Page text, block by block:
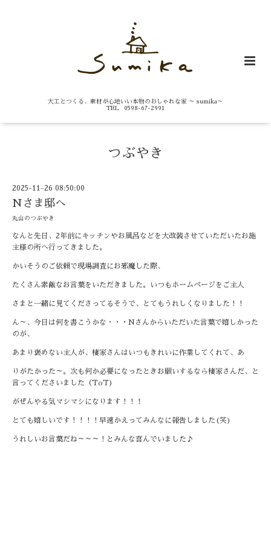
大工とつくる、素材が心地いい本物のおしゃれな家 ～ sumika～
TEL 0598-67-2991
つぶやき
2025-11-26 08:50:00
Nさま邸へ
丸山のつぶやき
なんと先日、2年前にキッチンやお風呂などを大改装させていただいたお施
主様の所へ行ってきました。
かいそうのご依頼で現場調査にお邪魔した際、
たくさん素敵なお言葉をいただきました。いつもホームページをご主人
さまと一緒に見てくださってるそうで、とてもうれしくなりました！！
ん～、今日は何を書こうかな・・・Nさんからいただいた言葉で嬉しかった
のが、
あまり褒めない主人が、棲家さんはいつもきれいに作業してくれて、あ
りがたかった～。次も何か必要になったときお願いするなら棲家さんだ、と
言ってくださいました（ToT)
がぜんやる気マシマシになります！！！
とても嬉しいです！！！！早速かえってみんなに報告しました(笑)
うれしいお言葉だね～～～！とみんな喜んでいました♪